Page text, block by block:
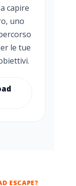
capire
uno
le tue
ESCAPE?